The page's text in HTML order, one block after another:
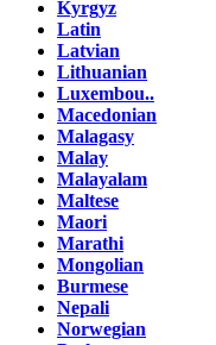
Kyrgyz
Latin
Latvian
Lithuanian
Luxembou..
Macedonian
Malagasy
Malay
Malayalam
Maltese
Maori
Marathi
Mongolian
Burmese
Nepali
Norwegian